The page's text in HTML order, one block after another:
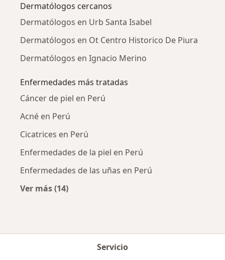
Dermatólogos cercanos
Dermatólogos en Urb Santa Isabel
Dermatólogos en Ot Centro Historico De Piura
Dermatólogos en Ignacio Merino
Enfermedades más tratadas
Cáncer de piel en Perú
Acné en Perú
Cicatrices en Perú
Enfermedades de la piel en Perú
Enfermedades de las uñas en Perú
Ver más (14)
Servicio